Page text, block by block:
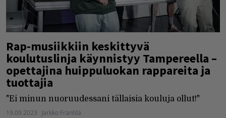
Rap-musiikkiin keskittyvä
koulutuslinja käynnistyy Tampereella –
opettajina huippuluokan rappareita ja
tuottajia
"Ei minun nuoruudessani tällaisia kouluja ollut!"
19.09.2023 Jarkko Fräntilä